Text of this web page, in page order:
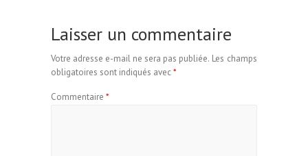
Laisser un commentaire
Votre adresse e-mail ne sera pas publiée. Les champs
obligatoires sont indiqués avec*
Commentaire *